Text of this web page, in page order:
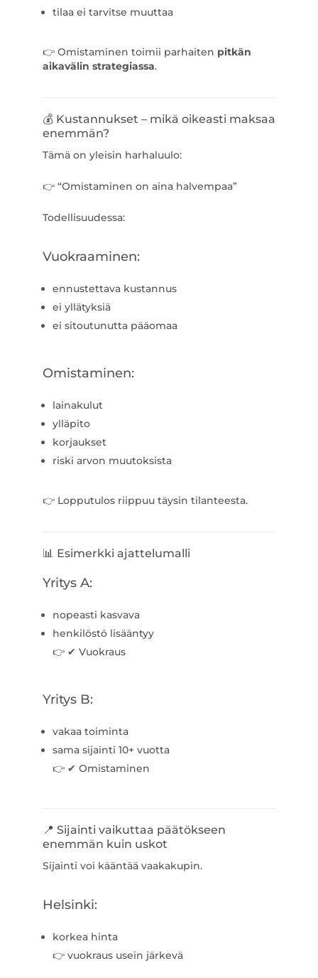
tilaa ei tarvitse muuttaa
👉 Omistaminen toimii parhaiten pitkän
aikavälin strategiassa.
💰 Kustannukset – mikä oikeasti maksaa
enemmän?
Tämä on yleisin harhaluulo:
👉 “Omistaminen on aina halvempaa”
Todellisuudessa:
Vuokraaminen:
ennustettava kustannus
ei yllätyksiä
ei sitoutunutta pääomaa
Omistaminen:
lainakulut
ylläpito
korjaukset
riski arvon muutoksista
👉 Lopputulos riippuu täysin tilanteesta.
📊 Esimerkki ajattelumalli
Yritys A:
nopeasti kasvava
henkilöstö lisääntyy
👉 ✔ Vuokraus
Yritys B:
vakaa toiminta
sama sijainti 10+ vuotta
👉 ✔ Omistaminen
📍 Sijainti vaikuttaa päätökseen
enemmän kuin uskot
Sijainti voi kääntää vaakakupin.
Helsinki:
korkea hinta
👉 vuokraus usein järkevä